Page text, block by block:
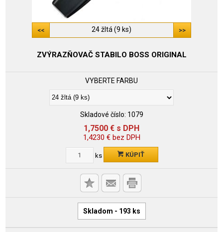
24 žltá (9 ks)
ZVÝRAZŇOVAČ STABILO BOSS ORIGINAL
VYBERTE FARBU
Skladové číslo: 1079
1,7500 € s DPH
1,4230 €bez DPH
ks KÚPIŤ
Skladom - 193 ks